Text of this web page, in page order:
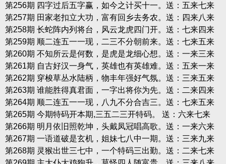
第256期 四字过后五字赢，如今之计买十一。送：五来七来
第257期 田家老扣立大功，富有回乡去务农。送：四来八来
第258期 长蛇阵内列将台，风云龙虎四门开。送：七来四来
第259期 顺二连五一一现，二三不分朝前来。送：七来五来
第260期 不知所云是何数，是虎是龙细心想。送：一来三来
第261期 自古好汉一身气，英雄也有英雄难。送：五来一来
第262期 穿梭草丛水陆柄，物丰年强好气氛。送：三来五来
第263期 谁能胜得真君面，一字出将你为先。送：二来四来
第264期 顺二连五一一现，八九不分合吉三。送：七来五来
第265期 今期特码开本期,三五二三开特码。 送：六来七来
第266期 明月依旧照乾坤，头戴凤冠唱高歌。送：一来六来
第267期 一语道破是玄机，姐妹七八中一期。送：三来九来
第268期 灵猴出世三七中，一个特码三出勤。送：二来七来